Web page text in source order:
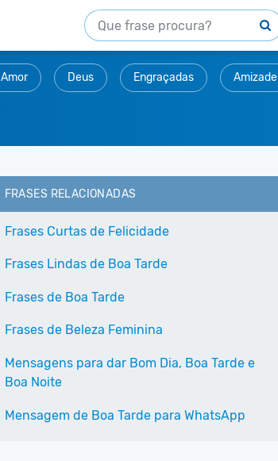
Amor Deus Engraçadas Amizade
FRASES RELACIONADAS
Frases Curtas de Felicidade
Frases Lindas de Boa Tarde
Frases de Boa Tarde
Frases de Beleza Feminina
Mensagens para dar Bom Dia, Boa Tarde e
Boa Noite
Mensagem de Boa Tarde para WhatsApp